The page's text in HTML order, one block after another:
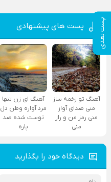
پست بعدی پست های پیشنهادی
آهنگ تو زخمه ساز
منی صدای آواز
منی رمز من و راز
منی
آهنگ ای زن تنها
مرد آواره وطن دل
توست شده صد
پاره
دیدگاه خود را بگذارید